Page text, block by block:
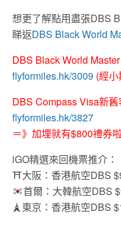
想更了解點用盡張DBS
睇返DBS Black World
DBS Black World
flyformiles.hk/3009 (經
DBS Compass Visa新
flyformiles.hk/3827
＝》加埋就有$800禮券啦
iGO精選來回機票推介：
⛩大阪：香港航空DBS
首爾：大韓航空DBS
🗼 東京：香港航空DBS